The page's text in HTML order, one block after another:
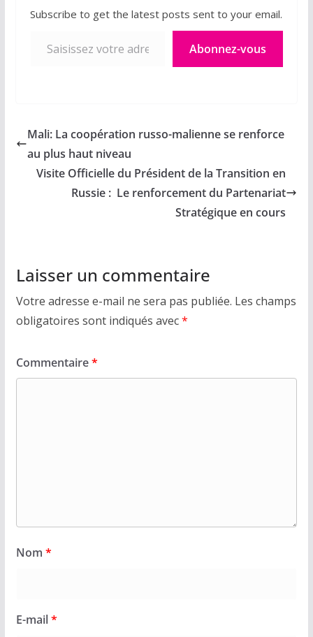
Subscribe to get the latest posts sent to your email.
Abonnez-vous
Mali: La coopération russo-malienne se renforce
au plus haut niveau
Visite Officielle du Président de la Transition en
Russie : Le renforcement du Partenariat
Stratégique en cours
Laisser un commentaire
Votre adresse e-mail ne sera pas publiée. Les champs
obligatoires sont indiqués avec*
Commentaire*
Nom *
E-mail*